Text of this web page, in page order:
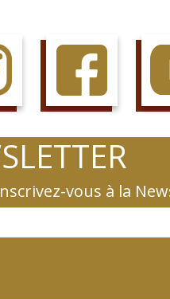
vous à la